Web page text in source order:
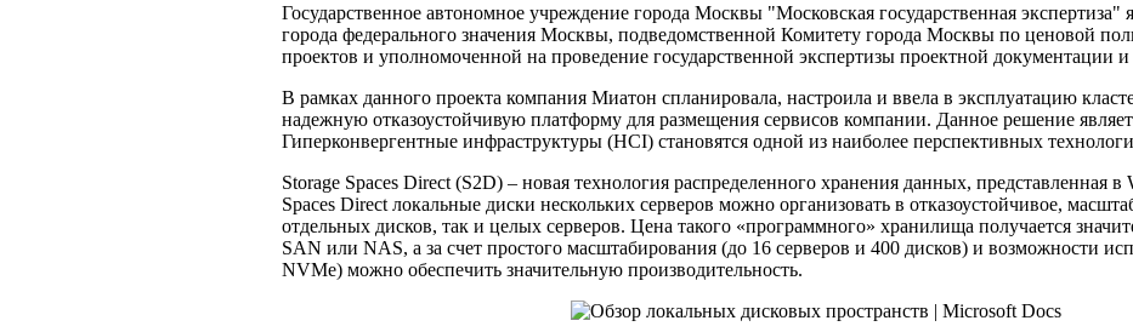
Государственное автономное учреждение города Москвы "Московская государственная экспертиза"
города федерального значения Москвы, подведомственной Комитету города Москвы по ценовой
проектов и уполномоченной на проведение государственной экспертизы проектной документации
В рамках данного проекта компания Миатон спланировала, настроила и ввела в эксплуатацию
надежную отказоустойчивую платформу для размещения сервисов компании. Данное решение
Гиперконвергентные инфраструктуры (HCI) становятся одной из наиболее перспективных
Storage Spaces Direct (S2D) – новая технология распределенного хранения данных, представленная
Spaces Direct локальные диски нескольких серверов можно организовать в отказоустойчивое,
отдельных дисков, так и целых серверов. Цена такого «программного» хранилища получается
SAN или NAS, а за счет простого масштабирования (до 16 серверов и 400 дисков) и возможности
NVMe) можно обеспечить значительную производительность.